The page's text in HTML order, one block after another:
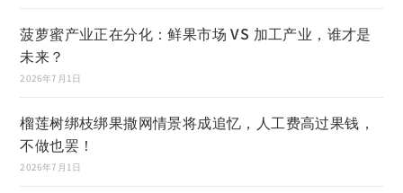
菠萝蜜产业正在分化：鲜果市场 VS 加工产业，谁才是
未来？
2026年7月1日
榴莲树绑枝绑果撒网情景将成追忆，人工费高过果钱，
不做也罢！
2026年7月1日